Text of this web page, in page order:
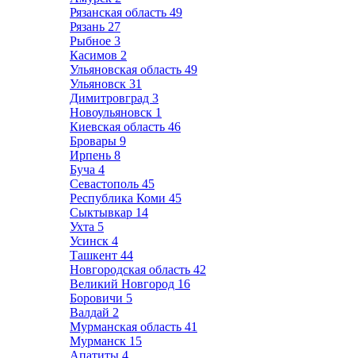
Рязанская область 49
Рязань 27
Рыбное 3
Касимов 2
Ульяновская область 49
Ульяновск 31
Димитровград 3
Новоульяновск 1
Киевская область 46
Бровары 9
Ирпень 8
Буча 4
Севастополь 45
Республика Коми 45
Сыктывкар 14
Ухта 5
Усинск 4
Ташкент 44
Новгородская область 42
Великий Новгород 16
Боровичи 5
Валдай 2
Мурманская область 41
Мурманск 15
Апатиты 4